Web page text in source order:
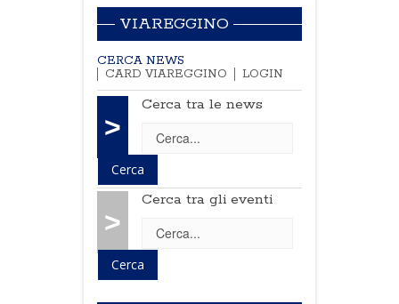
VIAREGGINO
CERCA NEWS
CARD VIAREGGINO
LOGIN
>
Cerca tra le news
>
Cerca tra gli eventi